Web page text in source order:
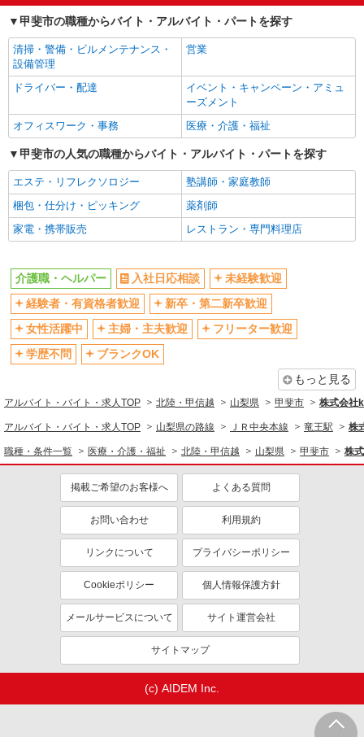
ボーナス・賞与あり
車通勤OK
交通費支給
社会保険あり
産休・育休取得実績あり
甲斐市の職種からバイト・アルバイト・パートを探す
清掃・警備・ビルメンテナンス・
設備管理
営業
ドライバー・配達
イベント・キャンペーン・アミュ
ーズメント
オフィスワーク・事務
医療・介護・福祉
甲斐市の人気の職種からバイト・アルバイト・パートを探す
エステ・リフレクソロジー
塾講師・家庭教師
梱包・仕分け・ピッキング
薬剤師
家電・携帯販売
レストラン・専門料理店
介護職・ヘルパー 入社日応相談
未経験歓迎
経験者・有資格者歓迎
新卒・第二新卒歓迎
女性活躍中
主婦・主夫歓迎
フリーター歓迎
学歴不問
ブランクOK
もっと見る
アルバイト・バイト・求人TOP 北陸・甲信越 山梨県 甲斐市 株式会社
アルバイト・バイト・求人TOP 山梨県の路線 ＪＲ中央本線 竜王駅 株
職種・条件一覧 医療・介護・福祉 北陸・甲信越 山梨県 甲斐市 株
掲載ご希望のお客様へ よくある質問
お問い合わせ 利用規約
リンクについて プライバシーポリシー
Cookieポリシー 個人情報保護方針
メールサービスについて サイト運営会社
サイトマップ
(c) AIDEM Inc.